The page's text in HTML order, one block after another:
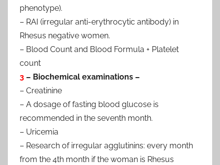
phenotype).
– RAI (irregular anti-erythrocytic antibody) in
Rhesus negative women.
– Blood Count and Blood Formula + Platelet
count
3 – Biochemical examinations –
– Creatinine
– A dosage of fasting blood glucose is
recommended in the seventh month.
– Uricemia
– Research of irregular agglutinins: every month
from the 4th month if the woman is Rhesus